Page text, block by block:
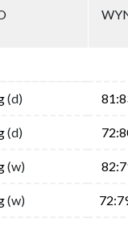
(d)
(d)
(w)
(w)
(d)
(d)
(w)
(w)